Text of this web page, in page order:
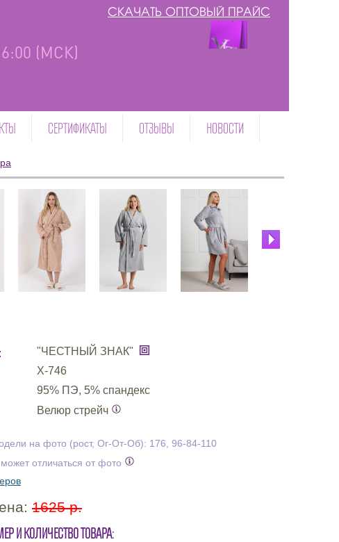
(МСК)
СКАЧАТЬ ОПТОВЫЙ ПРАЙС
СЕРТИФИКАТЫ ОТЗЫВЫ НОВОСТИ
"ЧЕСТНЫЙ ЗНАК"
Х-746
95% ПЭ, 5% спандекс
Велюр стрейч
на фото (рост, Ог-От-Об): 176, 96-84-110
отличаться от фото
1625 р.
и количество товара: